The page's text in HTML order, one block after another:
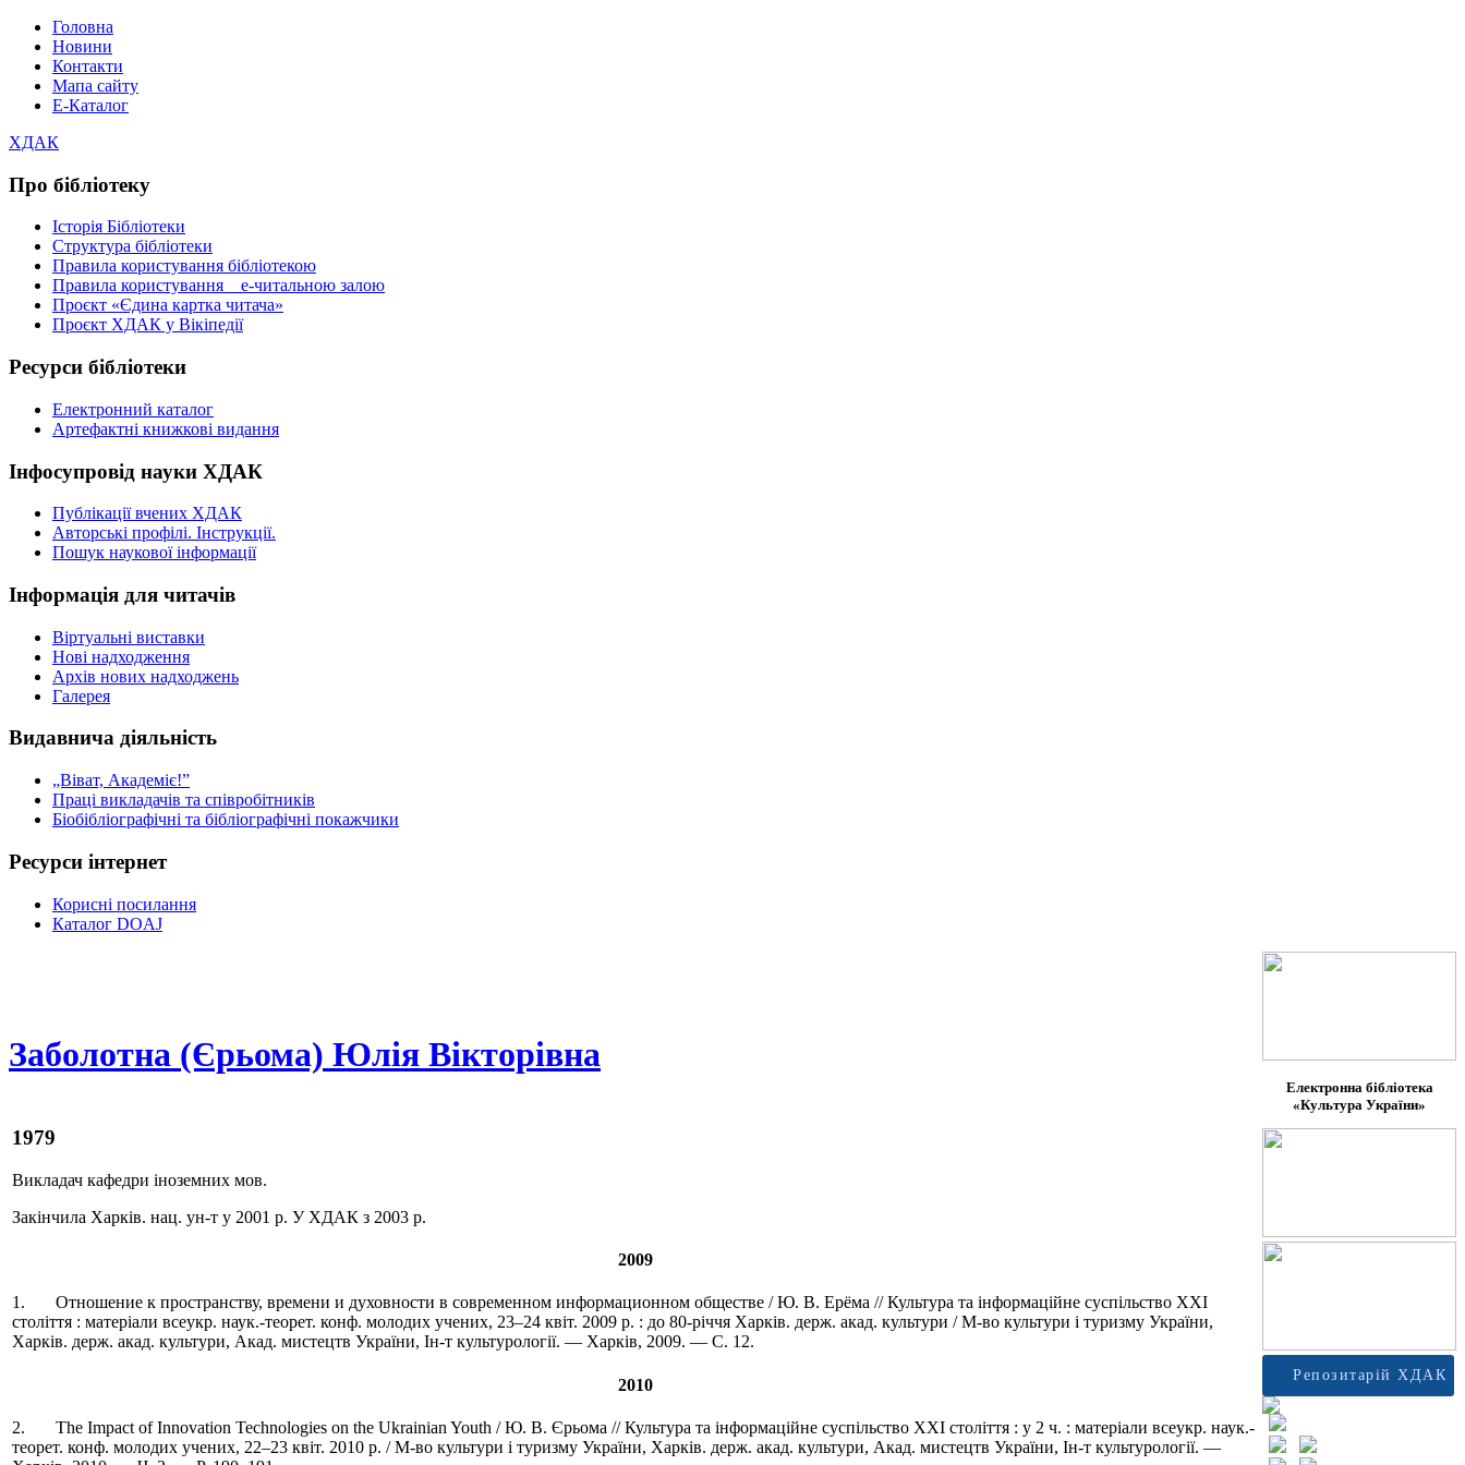
Головна
Новини
Контакти
Мапа сайту
Е-Каталог
ХДАК
Про бібліотеку
Історія Бібліотеки
Структура бібліотеки
Правила користування бібліотекою
Правила користування е-читальною залою
Проєкт «Єдина картка читача»
Проєкт ХДАК у Вікіпедії
Ресурси бібліотеки
Електронний каталог
Артефактні книжкові видання
Інфосупровід науки ХДАК
Публікації вчених ХДАК
Авторські профілі. Інструкції.
Пошук наукової інформації
Інформація для читачів
Віртуальні виставки
Нові надходження
Архів нових надходжень
Галерея
Видавнича діяльність
„Віват, Академіє!”
Праці викладачів та співробітників
Біобібліографічні та бібліографічні покажчики
Ресурси інтернет
Корисні посилання
Каталог DOAJ
Заболотна (Єрьома) Юлія Вікторівна
1979
Викладач кафедри іноземних мов.
Закінчила Харків. нац. ун-т у 2001 р. У ХДАК з 2003 р.
2009
1. Отношение к пространству, времени и духовности в современном информационном обществе / Ю. В. Ерёма // Культура та інформаційне суспільство ХХІ
століття : матеріали всеукр. наук.-теорет. конф. молодих учених, 23–24 квіт. 2009 р. : до 80-річчя Харків. держ. акад. культури / М-во культури і туризму України,
Харків. держ. акад. культури, Акад. мистецтв України, Ін-т культурології. — Харків, 2009. — C. 12.
2010
2. The Impact of Innovation Technologies on the Ukrainian Youth / Ю. В. Єрьома // Культура та інформаційне суспільство ХХІ століття : у 2 ч. : матеріали всеукр. наук.-
теорет. конф. молодих учених, 22–23 квіт. 2010 р. / М-во культури і туризму України, Харків. держ. акад. культури, Акад. мистецтв України, Ін-т культурології. —
Електронна бібліотека
«Культура України»
Репозитарій ХДАК